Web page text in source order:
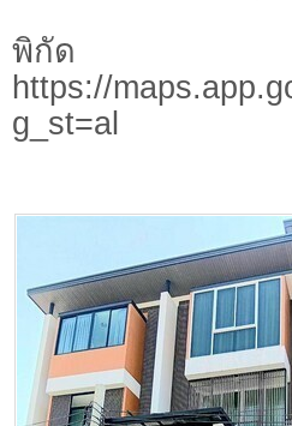
พิกัด
https://
g_st=al